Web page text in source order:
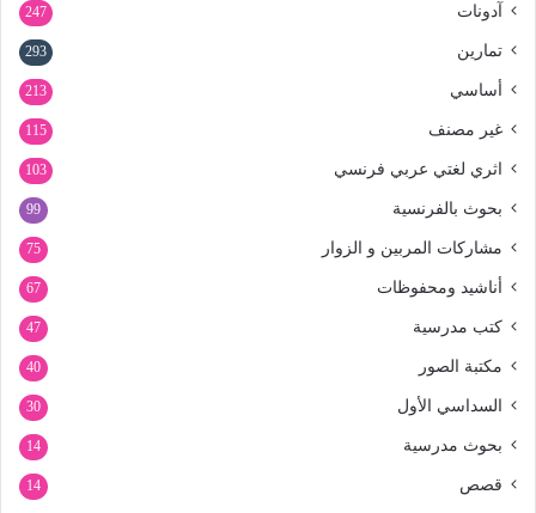
آدونات 247
تمارين 293
أساسي 213
غير مصنف 115
اثري لغتي عربي فرنسي 103
بحوث بالفرنسية 99
مشاركات المربين و الزوار 75
أناشيد ومحفوظات 67
كتب مدرسية 47
مكتبة الصور 40
السداسي الأول 30
بحوث مدرسية 14
قصص 14